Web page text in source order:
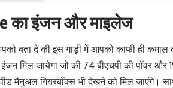
का इंजन और माइलेज
बता दे की इस गाड़ी में आपको काफी ही
मिल जायेगा जो की 74 बीएचपी की पॉवर और
मैनुअल गियरबॉक्स भी देखने को मिल जाएंगे।